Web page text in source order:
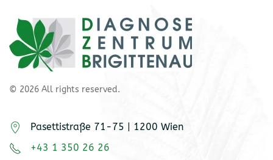
© 2026 All rights reserved.
Pasettistraße 71-75 | 1200 Wien
+43 1 350 26 26